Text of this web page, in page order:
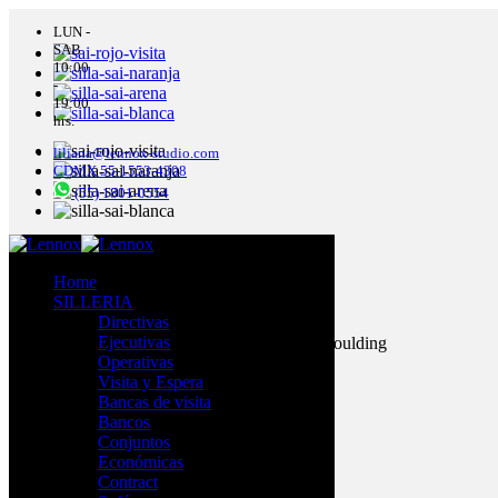
LUN -
SAB
10:00
-
19:00
hrs.
liliana@lennox-studio.com
CDMX 55-1553-4308
(55) 1801-0554
Home
SILLERIA
Directivas
Ejecutivas
Operativas
Visita y Espera
Bancas de visita
Bancos
Conjuntos
Económicas
Contract
Sai
1,785.00
Silla de 4 patas elaborada con tecnología air moulding